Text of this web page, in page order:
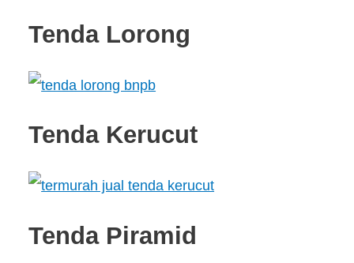
Tenda Lorong
Tenda Kerucut
Tenda Piramid